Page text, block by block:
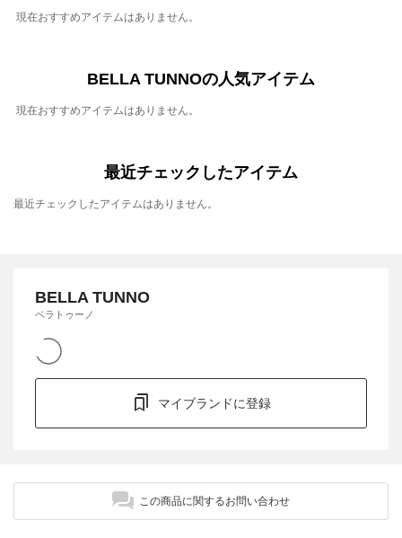
現在おすすめアイテムはありません。
BELLA TUNNOの人気アイテム
現在おすすめアイテムはありません。
最近チェックしたアイテム
最近チェックしたアイテムはありません。
BELLA TUNNO
ベラトゥーノ
マイブランドに登録
この商品に関するお問い合わせ